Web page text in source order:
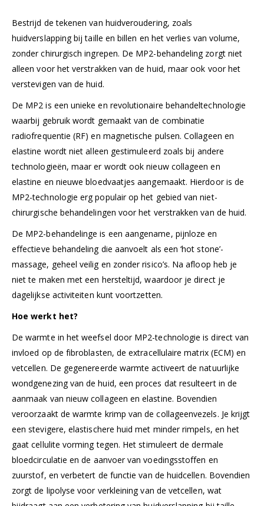
Bestrijd de tekenen van huidveroudering, zoals
huidverslapping bij taille en billen en het verlies van volume,
zonder chirurgisch ingrepen. De MP2-behandeling zorgt niet
alleen voor het verstrakken van de huid, maar ook voor het
verstevigen van de huid.
De MP2 is een unieke en revolutionaire behandeltechnologie
waarbij gebruik wordt gemaakt van de combinatie
radiofrequentie (RF) en magnetische pulsen. Collageen en
elastine wordt niet alleen gestimuleerd zoals bij andere
technologieën, maar er wordt ook nieuw collageen en
elastine en nieuwe bloedvaatjes aangemaakt. Hierdoor is de
MP2-technologie erg populair op het gebied van niet-
chirurgische behandelingen voor het verstrakken van de huid.
De MP2-behandelinge is een aangename, pijnloze en
effectieve behandeling die aanvoelt als een ‘hot stone’-
massage, geheel veilig en zonder risico’s. Na afloop heb je
niet te maken met een hersteltijd, waardoor je direct je
dagelijkse activiteiten kunt voortzetten.
Hoe werkt het?
De warmte in het weefsel door MP2-technologie is direct van
invloed op de fibroblasten, de extracellulaire matrix (ECM) en
vetcellen. De gegenereerde warmte activeert de natuurlijke
wondgenezing van de huid, een proces dat resulteert in de
aanmaak van nieuw collageen en elastine. Bovendien
veroorzaakt de warmte krimp van de collageenvezels. Je krijgt
een stevigere, elastischere huid met minder rimpels, en het
gaat cellulite vorming tegen. Het stimuleert de dermale
bloedcirculatie en de aanvoer van voedingsstoffen en
zuurstof, en verbetert de functie van de huidcellen. Bovendien
zorgt de lipolyse voor verkleining van de vetcellen, wat